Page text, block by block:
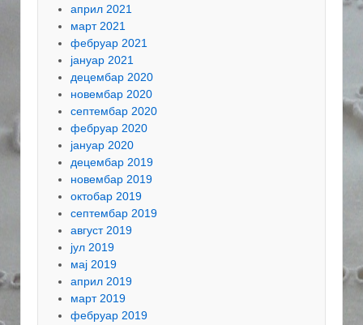
април 2021
март 2021
фебруар 2021
јануар 2021
децембар 2020
новембар 2020
септембар 2020
фебруар 2020
јануар 2020
децембар 2019
новембар 2019
октобар 2019
септембар 2019
август 2019
јул 2019
мај 2019
април 2019
март 2019
фебруар 2019